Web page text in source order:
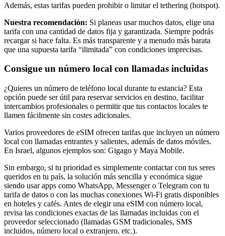
Además, estas tarifas pueden prohibir o limitar el tethering (hotspot).
Nuestra recomendación: Si planeas usar muchos datos, elige una
tarifa con una cantidad de datos fija y garantizada. Siempre podrás
recargar si hace falta. Es más transparente y a menudo más barata
que una supuesta tarifa “ilimitada” con condiciones imprecisas.
Consigue un número local con llamadas incluidas
¿Quieres un número de teléfono local durante tu estancia? Esta
opción puede ser útil para reservar servicios en destino, facilitar
intercambios profesionales o permitir que tus contactos locales te
llamen fácilmente sin costes adicionales.
Varios proveedores de eSIM ofrecen tarifas que incluyen un número
local con llamadas entrantes y salientes, además de datos móviles.
En Israel, algunos ejemplos son: Gigago y Maya Mobile.
Sin embargo, si tu prioridad es simplemente contactar con tus seres
queridos en tu país, la solución más sencilla y económica sigue
siendo usar apps como WhatsApp, Messenger o Telegram con tu
tarifa de datos o con las muchas conexiones Wi‑Fi gratis disponibles
en hoteles y cafés. Antes de elegir una eSIM con número local,
revisa las condiciones exactas de las llamadas incluidas con el
proveedor seleccionado (llamadas GSM tradicionales, SMS
incluidos, número local o extranjero, etc.).